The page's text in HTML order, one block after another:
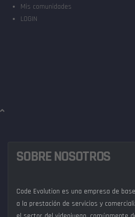
Mis comunidades
LOGIN
SOBRE NOSOTROS
Code Evolution es una empresa de
a la prestación de servicios y